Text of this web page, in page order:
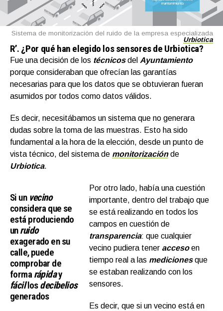
Sistema de monitorización del ruido de la empresa especializada
Urbiotica
R’. ¿Por qué han elegido los sensores de Urbiotica?
Fue una decisión de los técnicosdel Ayuntamiento
porque consideraban que ofrecían las garantías
necesarias para que los datos que se obtuvieran fueran
asumidos por todos como datos válidos.
Es decir, necesitábamos un sistema que no generara
dudas sobre la toma de las muestras. Esto ha sido
fundamental a la hora de la elección, desde un punto de
vista técnico, del sistema de monitorizaciónde
Urbiotica.
Si un vecino
considera que se
está produciendo
unruido
exagerado en su
calle, puede
comprobar de
formarápiday
fácillosdecibelios
generados
Por otro lado, había una cuestión
importante, dentro del trabajo que
se está realizando en todos los
campos en cuestión de
transparencia: que cualquier
vecino pudiera tener accesoen
tiempo real a las medicionesque
se estaban realizando con los
sensores.
Es decir, que si un vecino está en